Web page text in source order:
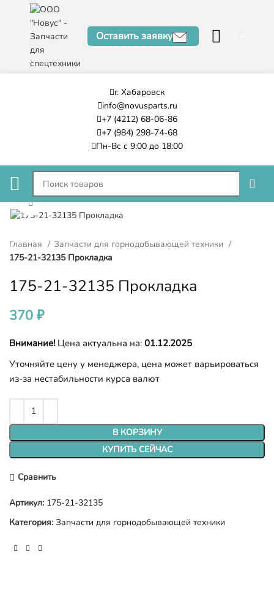
Оставить заявку
г. Хабаровск
info@novusparts.ru
+7 (4212) 68-06-86
+7 (984) 298-74-68
Пн-Вс с 9:00 до 18:00
Нажмите, чтобы увеличить
Главная
Запчасти для горнодобывающей техники
175-21-32135 Прокладка
175-21-32135 Прокладка
370 ₽
Внимание! Цена актуальна на: 01.12.2025
Уточняйте цену у менеджера, цена может варьироваться
из-за нестабильности курса валют
В КОРЗИНУ
КУПИТЬ СЕЙЧАС
Сравнить
Артикул: 175-21-32135
Категория: Запчасти для горнодобывающей техники